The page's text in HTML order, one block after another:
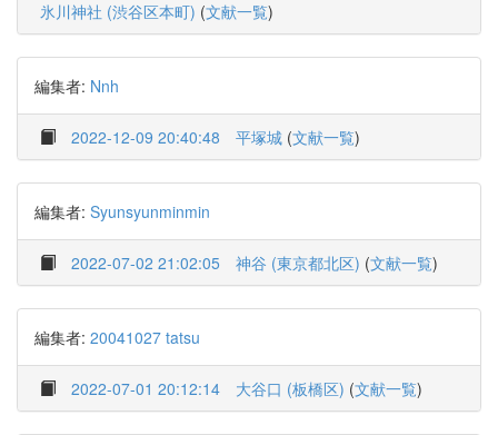
氷川神社 (渋谷区本町) (文献一覧)
編集者: Nnh
2022-12-09 20:40:48 平塚城 (文献一覧)
編集者: Syunsyunminmin
2022-07-02 21:02:05 神谷 (東京都北区) (文献一覧)
編集者: 20041027 tatsu
2022-07-01 20:12:14 大谷口 (板橋区) (文献一覧)